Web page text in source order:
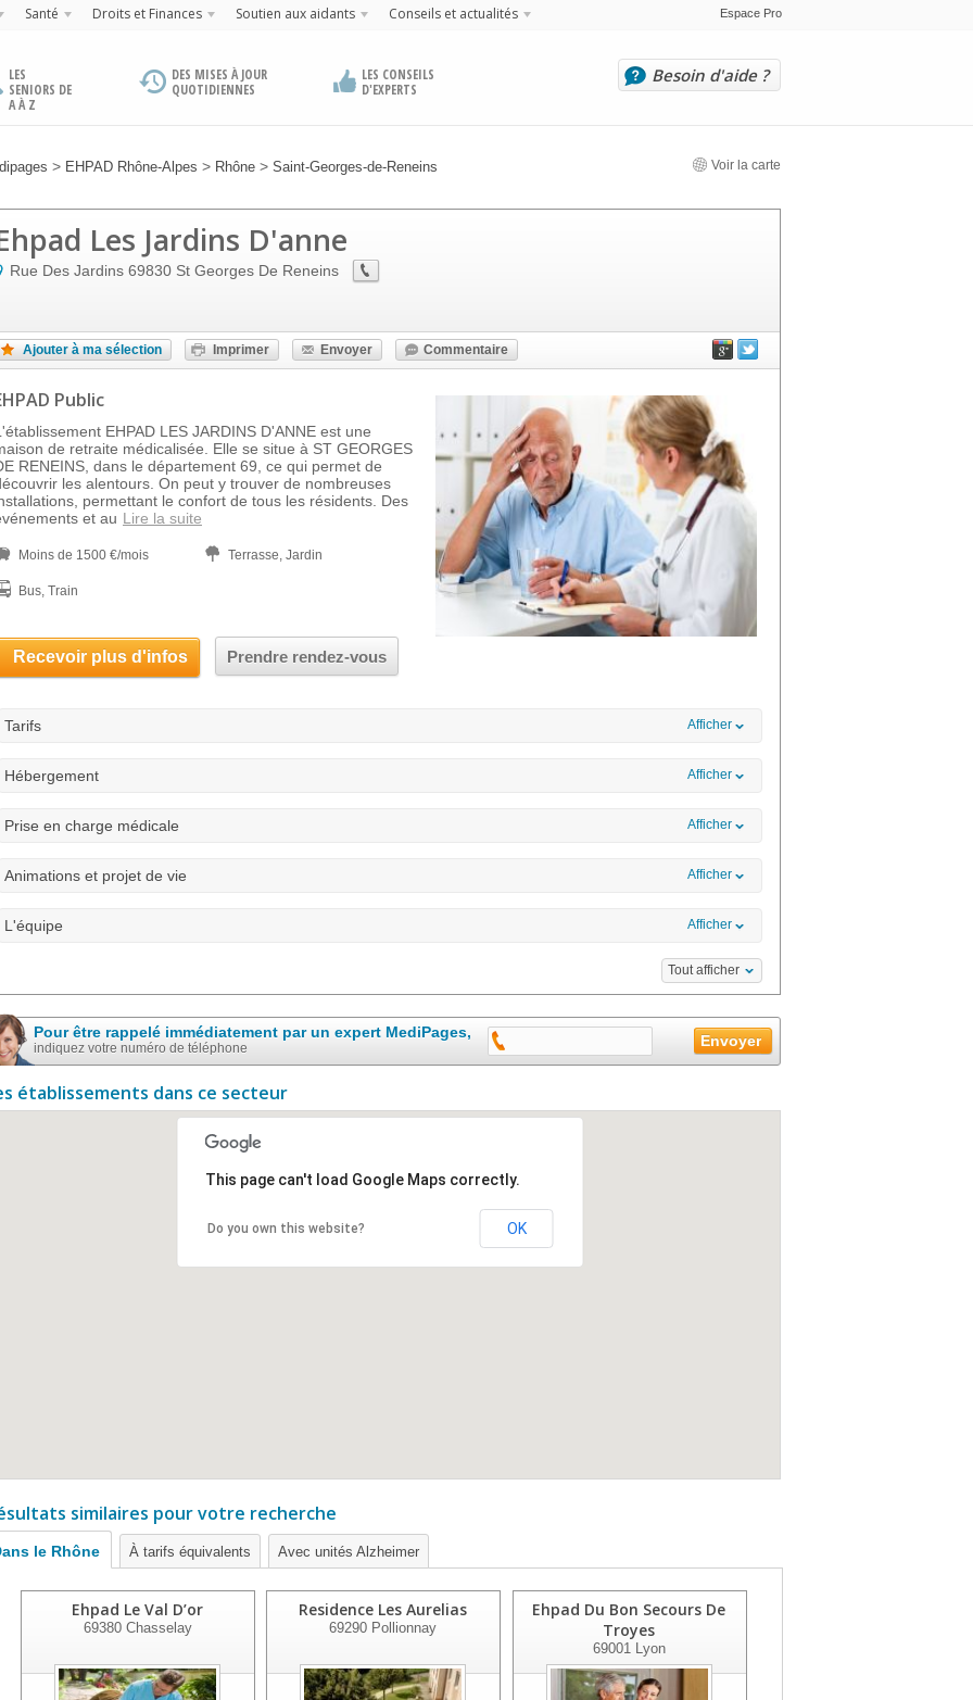
Santé Droits et Finances Soutien aux aidants Conseils et actualités Espace Pro
LES
SENIORS DE
A À Z
DES MISES À JOUR
QUOTIDIENNES
LES CONSEILS
D'EXPERTS
Besoin d'aide ?
> EHPAD Rhône-Alpes > Rhône > Saint-Georges-de-Reneins Voir la carte
Les Jardins D'anne
Rue Des Jardins 69830 St Georges De Reneins
Ajouter à ma sélection Imprimer Envoyer Commentaire
Public
EHPAD LES JARDINS D'ANNE est une
de retraite médicalisée. Elle se situe à ST GEORGES
RENEINS, dans le département 69, ce qui permet de
les alentours. On peut y trouver de nombreuses
permettant le confort de tous les résidents. Des
et au Lire la suite
Moins de 1500 €/mois Terrasse, Jardin
Bus, Train
Recevoir plus d'infos Prendre rendez-vous
Tarifs Afficher
Hébergement Afficher
Prise en charge médicale Afficher
Animations et projet de vie Afficher
L'équipe Afficher
Tout afficher
Pour être rappelé immédiatement par un expert MediPages,
indiquez votre numéro de téléphone
établissements dans ce secteur
This page can't load Google Maps correctly.
Do you own this website? OK
similaires pour votre recherche
le Rhône À tarifs équivalents Avec unités Alzheimer
Ehpad Le Val D’or
69380Chasselay
Residence Les Aurelias
69290 Pollionnay
Ehpad Du Bon Secours De
Troyes
69001Lyon